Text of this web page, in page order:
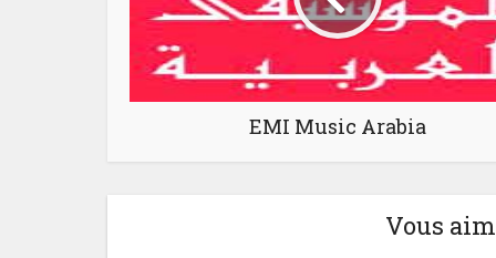
EMI Music Arabia
Vous